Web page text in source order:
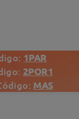
1PAR
2POR1
MAS